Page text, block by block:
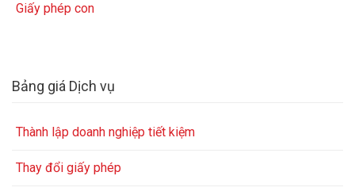
Giấy phép con
Bảng giá Dịch vụ
Thành lập doanh nghiệp tiết kiệm
Thay đổi giấy phép